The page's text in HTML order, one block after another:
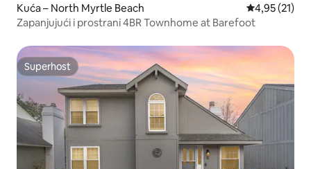
Kuća – North Myrtle Beach Prosječna
4,95 (21)
Zapanjujući i prostrani 4BR Townhome at Barefoot
Superhost
Superhost